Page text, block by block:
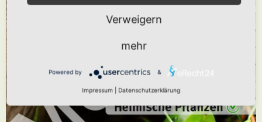
Verweigern
mehr
Powered by &
Impressum Datenschutzerklärung